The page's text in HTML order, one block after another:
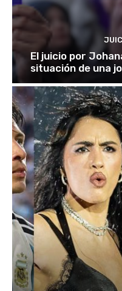
El juicio por
situación de una